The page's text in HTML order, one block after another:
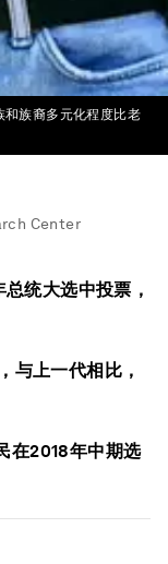
和族裔多元化程度比老
Center
统大选中投票，
与上一代相比，
在2018年中期选